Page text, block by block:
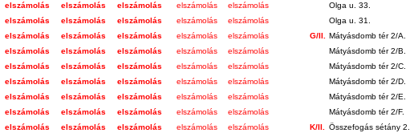
elszámolás elszámolás elszámolás elszámolás elszámolás Olga u. 33.
elszámolás elszámolás elszámolás elszámolás elszámolás Olga u. 31.
elszámolás elszámolás elszámolás elszámolás elszámolás G/II. Mátyásdomb tér 2/A.
elszámolás elszámolás elszámolás elszámolás elszámolás Mátyásdomb tér 2/B.
elszámolás elszámolás elszámolás elszámolás elszámolás Mátyásdomb tér 2/C.
elszámolás elszámolás elszámolás elszámolás elszámolás Mátyásdomb tér 2/D.
elszámolás elszámolás elszámolás elszámolás elszámolás Mátyásdomb tér 2/E.
elszámolás elszámolás elszámolás elszámolás elszámolás Mátyásdomb tér 2/F.
elszámolás elszámolás elszámolás elszámolás elszámolás K/II. Összefogás sétány 2.